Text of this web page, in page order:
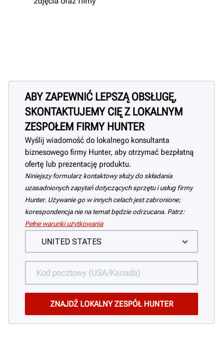
ABY ZAPEWNIĆ LEPSZĄ OBSŁUGĘ,
SKONTAKTUJEMY CIĘ Z LOKALNYM
ZESPOŁEM FIRMY HUNTER
Wyślij wiadomość do lokalnego konsultanta
biznesowego firmy Hunter, aby otrzymać bezpłatną
ofertę lub prezentację produktu.
Niniejszy formularz kontaktowy służy do składania
uzasadnionych zapytań dotyczących sprzętu i usług firmy
Hunter. Używanie go w innych celach jest zabronione;
korespondencja nie na temat będzie odrzucana. Patrz:
Pełne warunki użytkowania